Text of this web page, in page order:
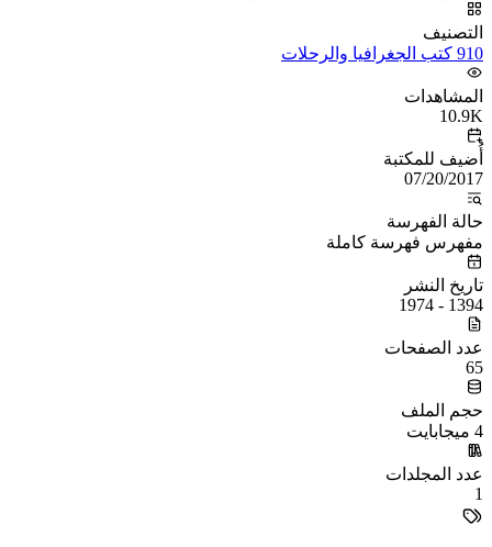
التصنيف
910 كتب الجغرافيا والرحلات
المشاهدات
10.9K
أُضيف للمكتبة
07/20/2017
حالة الفهرسة
مفهرس فهرسة كاملة
تاريخ النشر
1394 - 1974
عدد الصفحات
65
حجم الملف
4 ميجابايت
عدد المجلدات
1